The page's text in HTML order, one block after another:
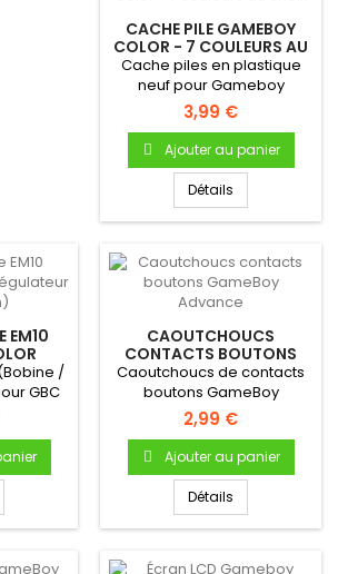
CACHE PILE GAMEBOY
COLOR - 7 COULEURS AU
CHOIX
Cache piles en plastique
neuf pour Gameboy
ColorCache pile en
plastique...
3,99 €
Ajouter au panier
Détails
EM10
DE
/
GBC
CAOUTCHOUCS
CONTACTS BOUTONS
GAMEBOY ADVANCE
Caoutchoucs de contacts
boutons GameBoy
AdvancePour Gameboy
Advance Bouton...
2,99 €
Ajouter au panier
Détails